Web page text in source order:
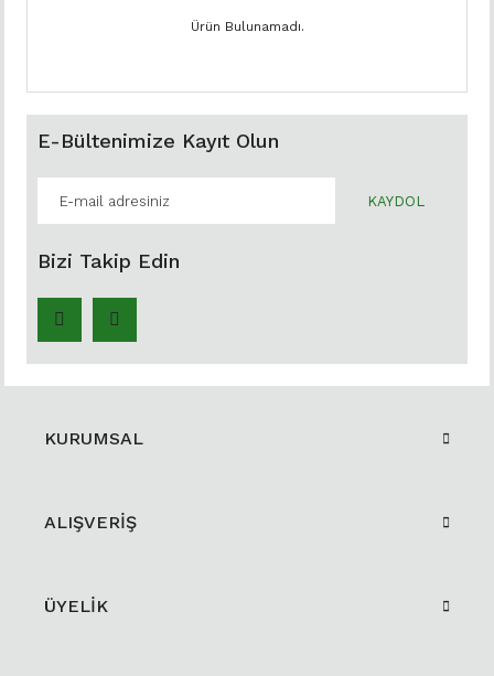
Ürün Bulunamadı.
E-Bültenimize Kayıt Olun
KAYDOL
Bizi Takip Edin
KURUMSAL
ALIŞVERİŞ
ÜYELİK